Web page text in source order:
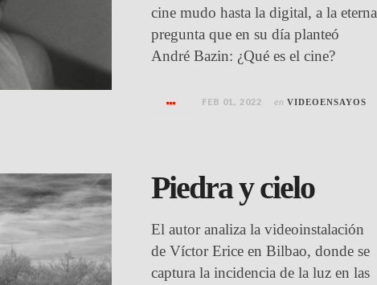
cine mudo hasta la digital, a la eterna
pregunta que en su día planteó
André Bazin: ¿Qué es el cine?
FEB 01, 2022 en VIDEOENSAYOS
Piedra y cielo
El autor analiza la videoinstalación
de Víctor Erice en Bilbao, donde se
captura la incidencia de la luz en las